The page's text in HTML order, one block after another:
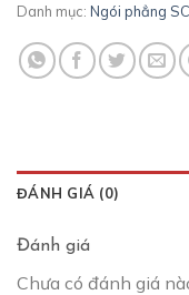
Danh mục: Ngói phẳng
ĐÁNH GIÁ (0)
Đánh giá
Chưa có đánh giá